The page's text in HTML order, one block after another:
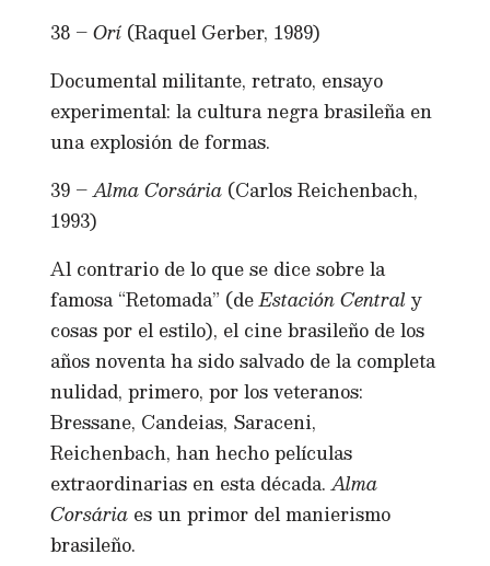
38 –Orí (Raquel Gerber, 1989)
Documental militante, retrato, ensayo
experimental: la cultura negra brasileña en
una explosión de formas.
39 –Alma Corsária (Carlos Reichenbach,
1993)
Al contrario de lo que se dice sobre la
famosa “Retomada” (deEstación Centraly
cosas por el estilo), el cine brasileño de los
años noventa ha sido salvado de la completa
nulidad, primero, por los veteranos:
Bressane, Candeias, Saraceni,
Reichenbach, han hecho películas
extraordinarias en esta década.Alma
Corsária es un primor del manierismo
brasileño.